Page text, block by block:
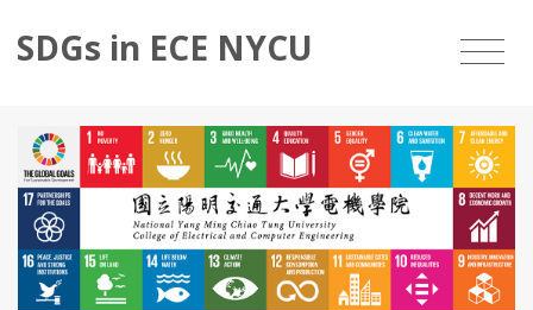
SDGs in ECE NYCU